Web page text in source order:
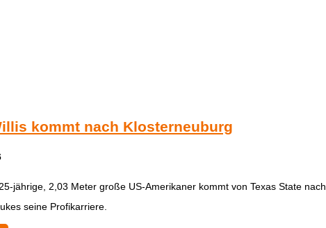
kommt nach Klosterneuburg
jährige, 2,03 Meter große US-Amerikaner kommt von Texas State nach
seine Profikarriere.